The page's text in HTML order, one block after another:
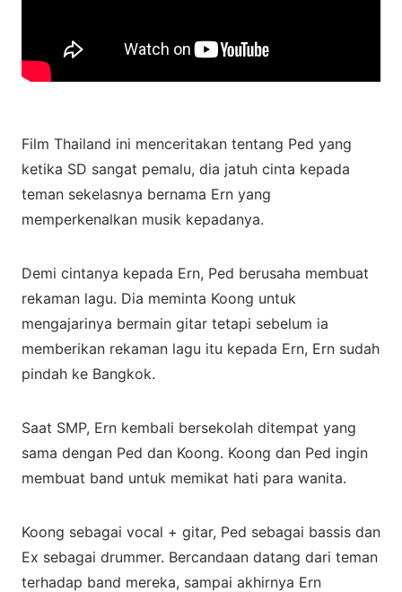
Film Thailand ini menceritakan tentang Ped yang
ketika SD sangat pemalu, dia jatuh cinta kepada
teman sekelasnya bernama Ern yang
memperkenalkan musik kepadanya.
Demi cintanya kepada Ern, Ped berusaha membuat
rekaman lagu. Dia meminta Koong untuk
mengajarinya bermain gitar tetapi sebelum ia
memberikan rekaman lagu itu kepada Ern, Ern sudah
pindah ke Bangkok.
Saat SMP, Ern kembali bersekolah ditempat yang
sama dengan Ped dan Koong. Koong dan Ped ingin
membuat band untuk memikat hati para wanita.
Koong sebagai vocal + gitar, Ped sebagai bassis dan
Ex sebagai drummer. Bercandaan datang dari teman
terhadap band mereka, sampai akhirnya Ern